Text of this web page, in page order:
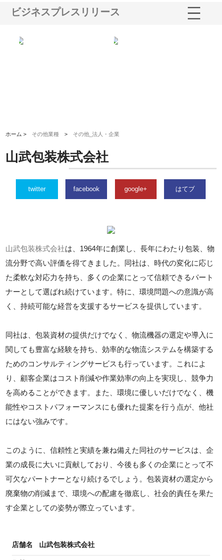
ビジネスプレスリリース
ホーム > その他業種 > その他_法人・企業
山武包装株式会社
twitter facebook google+ はてブ
山武包装株式会社は、1964年に創業し、長年にわたり包装、物
流分野で高い評価を得てきました。同社は、時代の変化に応じ
た柔軟な対応力を持ち、多くの企業にとって信頼できるパート
ナーとして選ばれ続けています。特に、環境問題への意識が高
く、持続可能な経営を支援するサービスを提供しています。
同社は、包装資材の提供だけでなく、物流機器の選定や導入に
関しても豊富な経験を持ち、効率的な物流システムを構築する
ためのコンサルティングサービスも行っています。これによ
り、顧客企業はコスト削減や作業効率の向上を実現し、競争力
を高めることができます。また、環境に優しいだけでなく、機
能性やコストパフォーマンスにも優れた提案を行う点が、他社
にはない強みです。
このように、信頼性と実績を兼ね備えた同社のサービスは、企
業の成長に大いに貢献しており、今後も多くの企業にとって不
可欠なパートナーとなり続けるでしょう。包装資材の選定から
廃棄物の削減まで、環境への配慮を徹底し、社会的責任を果た
す企業としての姿勢が際立っています。
店舗名 山武包装株式会社